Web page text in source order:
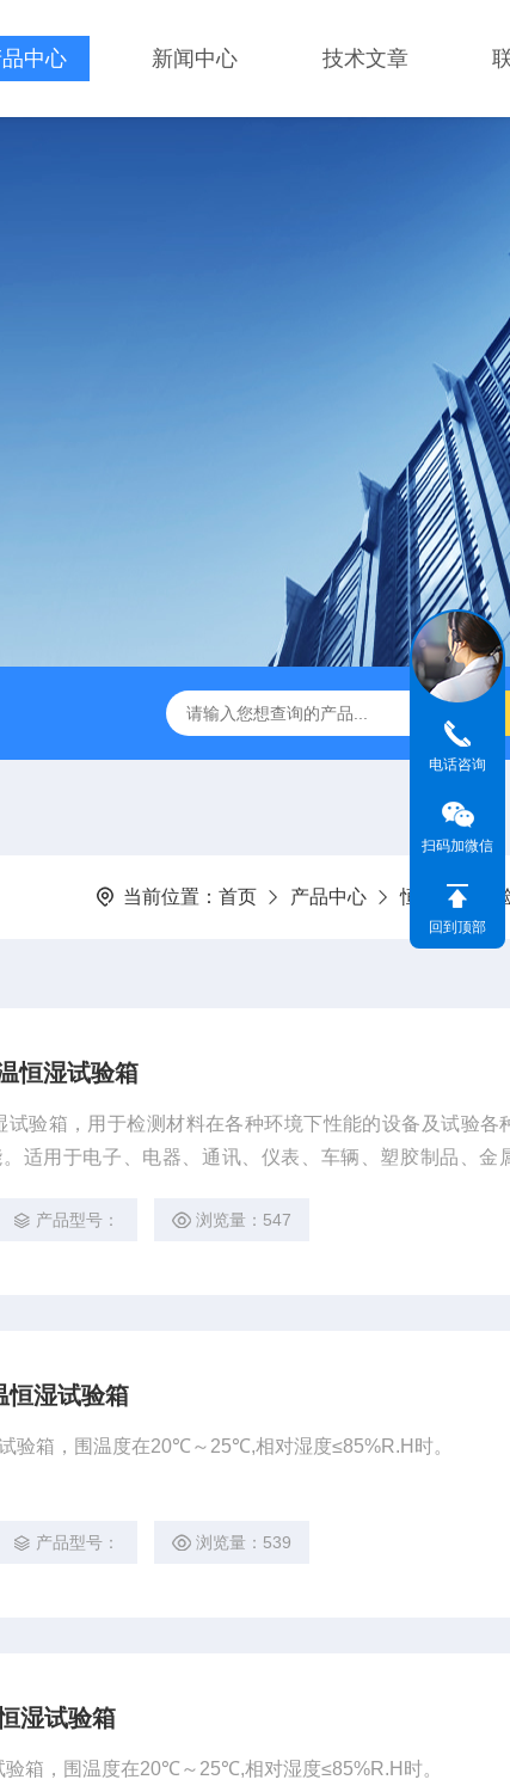
中心 新闻中心 技术文章
高温老化房 立式恒温恒湿试验箱 订制高温老化试
当前位置： 首页 产品中心 恒温恒湿试
恒湿试验箱
试验箱，用于检测材料在各种环境下性能的设备及试验各
适用于电子、电器、通讯、仪表、车辆、塑胶制品、金
产品型号： 浏览量：547
恒湿试验箱
验箱，围温度在20℃～25℃,相对湿度≤85%R.H时。
产品型号： 浏览量：539
湿试验箱
箱，围温度在20℃～25℃,相对湿度≤85%R.H时。
电话咨询
扫码加微信
回到顶部